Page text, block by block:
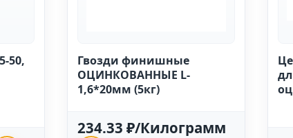
50,
Гвозди финишные
ОЦИНКОВАННЫЕ L-
1,6*20мм (5кг)
234.33 ₽/Килограмм